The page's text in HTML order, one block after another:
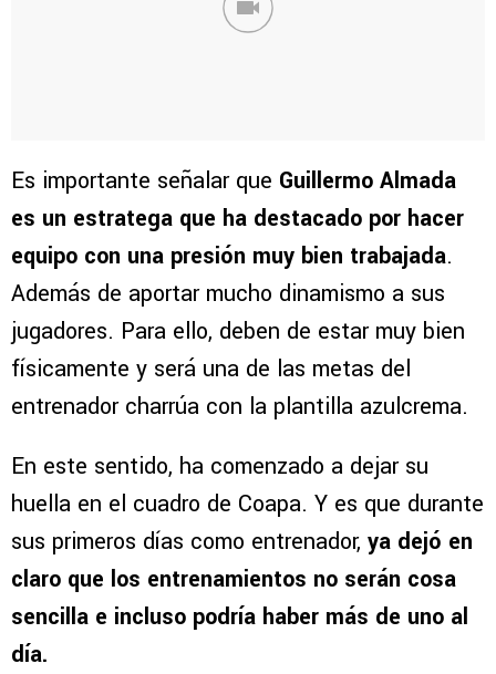
Es importante señalar que Guillermo Almada
es un estratega que ha destacado por hacer
equipo con una presión muy bien trabajada.
Además de aportar mucho dinamismo a sus
jugadores. Para ello, deben de estar muy bien
físicamente y será una de las metas del
entrenador charrúa con la plantilla azulcrema.
En este sentido, ha comenzado a dejar su
huella en el cuadro de Coapa. Y es que durante
sus primeros días como entrenador, ya dejó en
claro que los entrenamientos no serán cosa
sencilla e incluso podría haber más de uno al
día.